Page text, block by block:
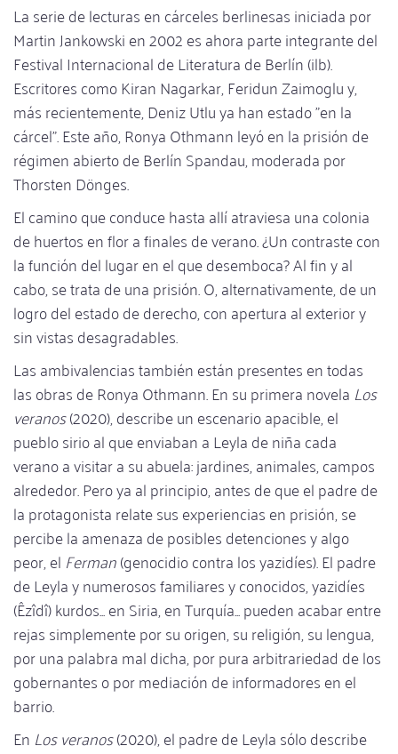
La serie de lecturas en cárceles berlinesas iniciada por
Martin Jankowski en 2002 es ahora parte integrante del
Festival Internacional de Literatura de Berlín (ilb).
Escritores como Kiran Nagarkar, Feridun Zaimoglu y,
más recientemente, Deniz Utlu ya han estado "en la
cárcel". Este año, Ronya Othmann leyó en la prisión de
régimen abierto de Berlín Spandau, moderada por
Thorsten Dönges.
El camino que conduce hasta allí atraviesa una colonia
de huertos en flor a finales de verano. ¿Un contraste con
la función del lugar en el que desemboca? Al fin y al
cabo, se trata de una prisión. O, alternativamente, de un
logro del estado de derecho, con apertura al exterior y
sin vistas desagradables.
Las ambivalencias también están presentes en todas
las obras de Ronya Othmann. En su primera novela Los
veranos(2020), describe un escenario apacible, el
pueblo sirio al que enviaban a Leyla de niña cada
verano a visitar a su abuela: jardines, animales, campos
alrededor. Pero ya al principio, antes de que el padre de
la protagonista relate sus experiencias en prisión, se
percibe la amenaza de posibles detenciones y algo
peor, el Ferman(genocidio contra los yazidíes). El padre
de Leyla y numerosos familiares y conocidos, yazidíes
(Êzîdî) kurdos... en Siria, en Turquía... pueden acabar entre
rejas simplemente por su origen, su religión, su lengua,
por una palabra mal dicha, por pura arbitrariedad de los
gobernantes o por mediación de informadores en el
barrio.
En Los veranos(2020), el padre de Leyla sólo describe